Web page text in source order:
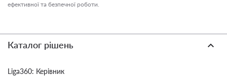
ефективної та безпечної роботи.
Каталог рішень
Liga360: Керівник